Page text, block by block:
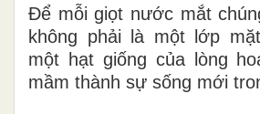
Để mỗi giọt nước mắt
không phải là một lớp
một hạt giống của lòng
mầm thành sự sống mới